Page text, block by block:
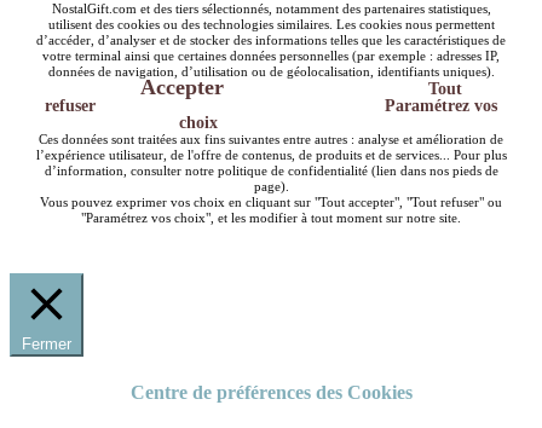
NostalGift.com et des tiers sélectionnés, notamment des partenaires statistiques,
utilisent des cookies ou des technologies similaires. Les cookies nous permettent
d’accéder, d’analyser et de stocker des informations telles que les caractéristiques de
votre terminal ainsi que certaines données personnelles (par exemple : adresses IP,
données de navigation, d’utilisation ou de géolocalisation, identifiants uniques).
Accepter
Tout
refuser
Paramétrez vos
choix
Ces données sont traitées aux fins suivantes entre autres : analyse et amélioration de
l’expérience utilisateur, de l'offre de contenus, de produits et de services... Pour plus
d’information, consulter notre politique de confidentialité (lien dans nos pieds de
page).
Vous pouvez exprimer vos choix en cliquant sur "Tout accepter", "Tout refuser" ou
"Paramétrez vos choix", et les modifier à tout moment sur notre site.
Fermer
Centre de préférences des Cookies